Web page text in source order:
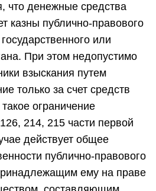
что денежные средства
казны публично-правового
или
При этом недопустимо
взыскания путем
только за счет средств
ограничение
214, 215 части первой
действует общее
публично-правового
ему на праве